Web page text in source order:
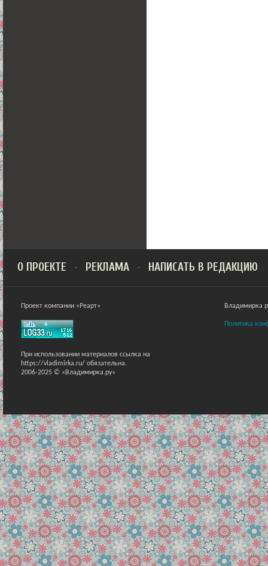
О ПРОЕКТЕ РЕКЛАМА НАПИСАТЬ В РЕДАКЦИЮ
Проект компании «Реарт»
При использовании материалов ссылка на
https://vladimirka.ru/ обязательна.
2006-2025 © «Владимирка.ру»
Владимирка
Политика